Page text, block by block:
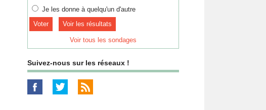
Je les donne à quelqu'un d'autre
Voir les résultats
Voir tous les sondages
Suivez-nous sur les réseaux !